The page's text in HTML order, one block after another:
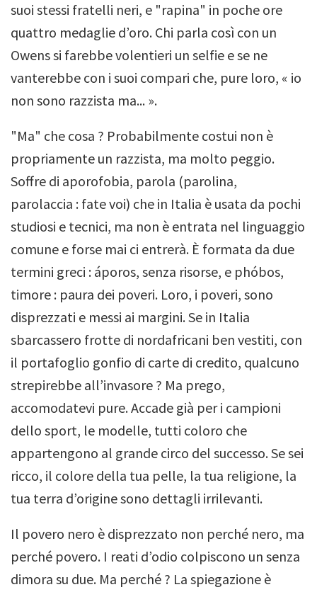
suoi stessi fratelli neri, e "rapina" in poche ore
quattro medaglie d’oro. Chi parla così con un
Owens si farebbe volentieri un selfie e se ne
vanterebbe con i suoi compari che, pure loro, « io
non sono razzista ma... ».
"Ma" che cosa ? Probabilmente costui non è
propriamente un razzista, ma molto peggio.
Soffre di aporofobia, parola (parolina,
parolaccia : fate voi) che in Italia è usata da pochi
studiosi e tecnici, ma non è entrata nel linguaggio
comune e forse mai ci entrerà. È formata da due
termini greci : áporos, senza risorse, e phóbos,
timore : paura dei poveri. Loro, i poveri, sono
disprezzati e messi ai margini. Se in Italia
sbarcassero frotte di nordafricani ben vestiti, con
il portafoglio gonfio di carte di credito, qualcuno
strepirebbe all’invasore ? Ma prego,
accomodatevi pure. Accade già per i campioni
dello sport, le modelle, tutti coloro che
appartengono al grande circo del successo. Se sei
ricco, il colore della tua pelle, la tua religione, la
tua terra d’origine sono dettagli irrilevanti.
Il povero nero è disprezzato non perché nero, ma
perché povero. I reati d’odio colpiscono un senza
dimora su due. Ma perché ? La spiegazione è